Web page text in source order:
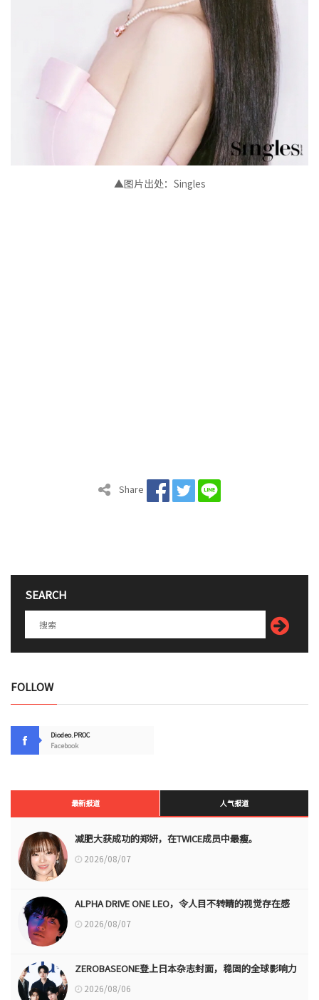
▲图片出处： Singles
Share
SEARCH
FOLLOW
Diodeo.PROC
Facebook
最新报道 人气报道
减肥大获成功的郑妍，在TWICE成员中最瘦。
2026/08/07
ALPHA DRIVE ONE LEO，令人目不转睛的视觉存在感
2026/08/07
ZEROBASEONE登上日本杂志封面，稳固的全球影响力
2026/08/06